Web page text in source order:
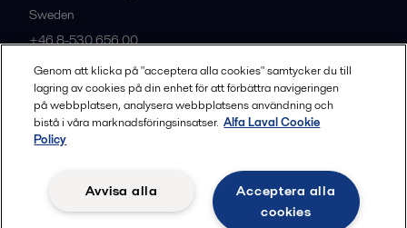
Sweden
+46 8-530 656 00
Alla kontor och partners
Legal terms and conditions
Community guidelines
Genom att klicka på "acceptera alla cookies" samtycker du till
lagring av cookies på din enhet för att förbättra navigeringen
på webbplatsen, analysera webbplatsens användning och
bistå i våra marknadsföringsinsatser. Alfa Laval Cookie
Policy
Acceptera alla
cookies
Avvisa alla